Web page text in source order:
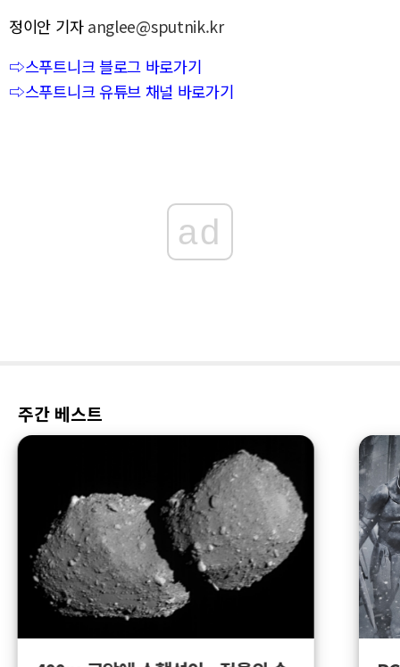
정이안 기자 anglee@sputnik.kr
⇨스푸트니크 블로그 바로가기
⇨스푸트니크 유튜브 채널 바로가기
ad
주간 베스트